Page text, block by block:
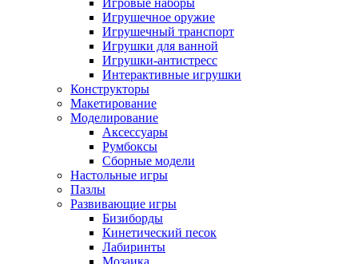
Игровые наборы
Игрушечное оружие
Игрушечный транспорт
Игрушки для ванной
Игрушки-антистресс
Интерактивные игрушки
Конструкторы
Макетирование
Моделирование
Аксессуары
Румбоксы
Сборные модели
Настольные игры
Пазлы
Развивающие игры
Бизиборды
Кинетический песок
Лабиринты
Мозаика